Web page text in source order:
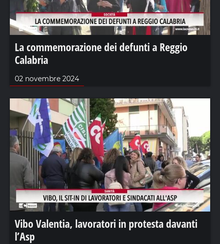
La commemorazione dei defunti a Reggio
Calabria
02 novembre 2024
Vibo Valentia, lavoratori in protesta davanti
l’Asp